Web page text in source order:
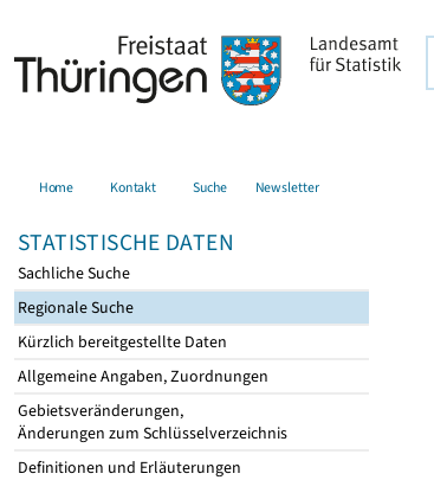
Home Kontakt Suche Newsletter
STATISTISCHE DATEN
Sachliche Suche
Regionale Suche
Kürzlich bereitgestellte Daten
Allgemeine Angaben, Zuordnungen
Gebietsveränderungen,
Änderungen zum Schlüsselverzeichnis
Definitionen und Erläuterungen